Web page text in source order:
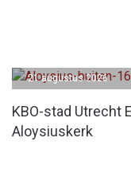
KBO-stad Utrecht
Aloysiuskerk
21 augustus 2026